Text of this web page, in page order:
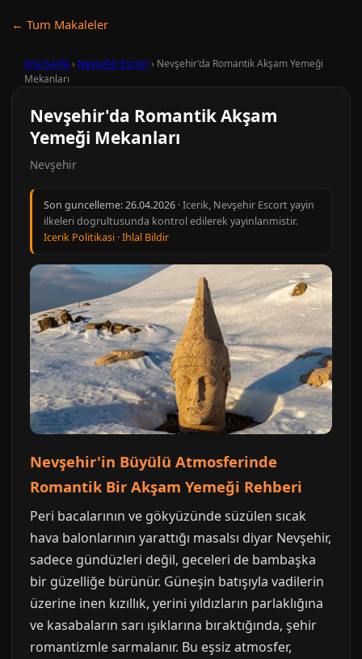
← Tum Makaleler
Ana Sayfa › Nevşehir Escort› Nevşehir'da Romantik Akşam Yemeği
Mekanları
Nevşehir'da Romantik Akşam
Yemeği Mekanları
Nevşehir
Son guncelleme:26.04.2026 · Icerik, Nevşehir Escort yayin
ilkeleri dogrultusunda kontrol edilerek yayinlanmistir.
Icerik Politikasi ·Ihlal Bildir
Nevşehir'in Büyülü Atmosferinde
Romantik Bir Akşam Yemeği Rehberi
Peri bacalarının ve gökyüzünde süzülen sıcak
hava balonlarının yarattığı masalsı diyar Nevşehir,
sadece gündüzleri değil, geceleri de bambaşka
bir güzelliğe bürünür. Güneşin batışıyla vadilerin
üzerine inen kızıllık, yerini yıldızların parlaklığına
ve kasabaların sarı ışıklarına bıraktığında, şehir
romantizmle sarmalanır. Bu eşsiz atmosfer,